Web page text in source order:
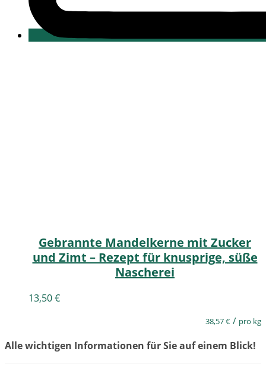
Gebrannte Mandelkerne mit Zucker
und Zimt – Rezept für knusprige, süße
Nascherei
13,50€
38,57€ / pro kg
Alle wichtigen Informationen für Sie auf einem Blick!